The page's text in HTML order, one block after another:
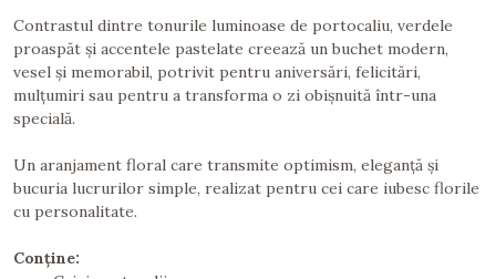
Contrastul dintre tonurile luminoase de portocaliu, verdele
proaspăt și accentele pastelate creează un buchet modern,
vesel și memorabil, potrivit pentru aniversări, felicitări,
mulțumiri sau pentru a transforma o zi obișnuită într-una
specială.
Un aranjament floral care transmite optimism, eleganță și
bucuria lucrurilor simple, realizat pentru cei care iubesc florile
cu personalitate.
Conține: